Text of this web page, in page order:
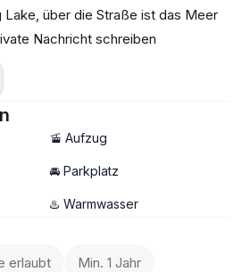
Lake, über die Straße ist das Meer
Nachricht schreiben
🚡 Aufzug
🚘 Parkplatz
♨️ Warmwasser
erlaubt Min. 1 Jahr